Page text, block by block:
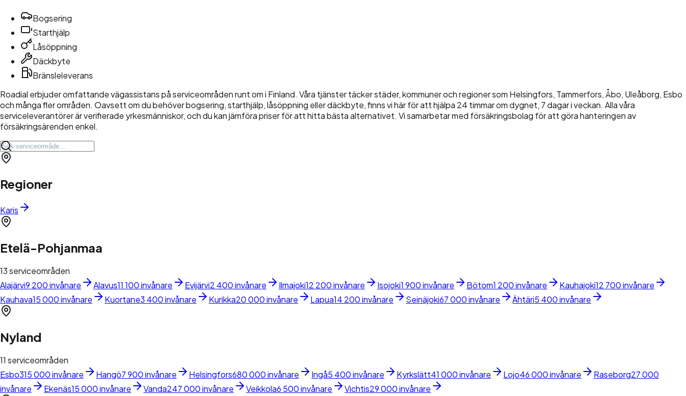
Bogsering
Starthjälp
Låsöppning
Däckbyte
Bränsleleverans
Roadial erbjuder omfattande vägassistans på serviceområden runt om i Finland. Våra tjänster täcker städer, kommuner och regioner som Helsingfors, Tammerfors, Åbo, Uleåborg, Esbo
och många fler områden. Oavsett om du behöver bogsering, starthjälp, låsöppning eller däckbyte, finns vi här för att hjälpa 24 timmar om dygnet, 7 dagar i veckan. Alla våra
serviceleverantörer är verifierade yrkesmänniskor, och du kan jämföra priser för att hitta bästa alternativet. Vi samarbetar med försäkringsbolag för att göra hanteringen av
försäkringsärenden enkel.
Regioner
Karis
Etelä-Pohjanmaa
13serviceområden
Alajärvi9 200 invånare Alavus11 100 invånare Evijärvi2 400 invånare Ilmajoki12 200 invånare Isojoki1 900 invånare Bötom1 200 invånare Kauhajoki12 700 invånare
Kauhava15 000 invånare Kuortane3 400 invånare Kurikka20 000 invånare Lapua14 200 invånare Seinäjoki67 000 invånare Ähtäri5 400 invånare
Nyland
11 serviceområden
Esbo315 000 invånare Hangö7 900 invånare Helsingfors680 000 invånare Ingå5 400 invånare Kyrkslätt41 000 invånare Lojo46 000 invånare Raseborg27 000
invånare
Ekenäs15 000 invånare Vanda247 000 invånare Veikkola6 500 invånare Vichtis29 000 invånare